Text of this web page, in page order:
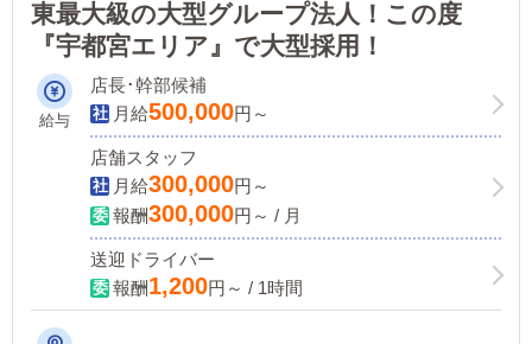
東最大級の大型グループ法人！この度
『宇都宮エリア』で大型採用！
給与
店長･幹部候補
月給500,000円～
店舗スタッフ
月給300,000円～
報酬300,000円～ / 月
送迎ドライバー
報酬1,200円～ / 1時間